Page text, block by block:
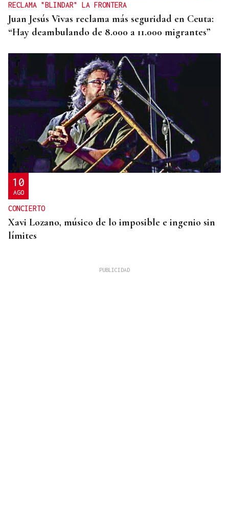
RECLAMA "BLINDAR" LA FRONTERA
Juan Jesús Vivas reclama más seguridad en Ceuta:
“Hay deambulando de 8.000 a 11.000 migrantes”
10
AGO
CONCIERTO
Xavi Lozano, músico de lo imposible e ingenio sin
límites